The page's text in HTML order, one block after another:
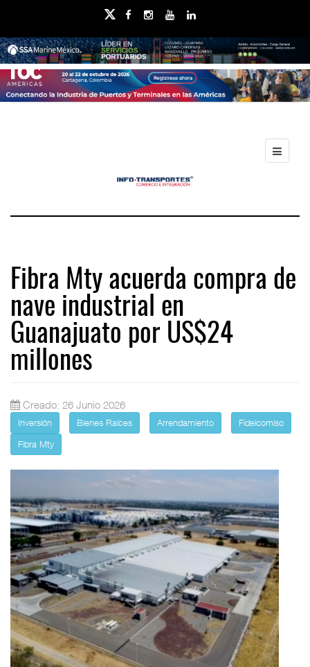
Fibra Mty acuerda compra de
nave industrial en
Guanajuato por US$24
millones
Creado: 26 Junio 2026
Inversión Bienes Raíces Arrendamiento
Fideicomiso
Fibra Mty